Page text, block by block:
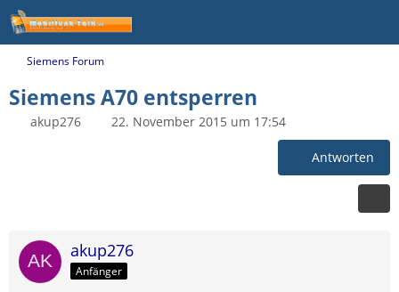
Siemens Forum
Siemens A70 entsperren
akup276 22. November 2015 um 17:54
Antworten
akup276
Anfänger